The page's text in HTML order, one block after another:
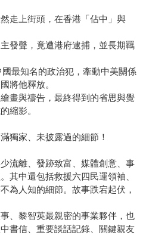
上街頭，在香港「佔中」與
聲，竟遭港府逮捕，並長期羈
知名的政治犯，牽動中美關係
將他釋放。
與禱告，最終得到的省思與覺
縮影。
家、未披露過的細節！
流離、發跡致富、媒體創意、事
其中還包括救援六四民運領袖、
為人知的細節。故事跌宕起伏，
黎智英最親密的事業夥伴，也
書信、重要談話記錄、關鍵親友